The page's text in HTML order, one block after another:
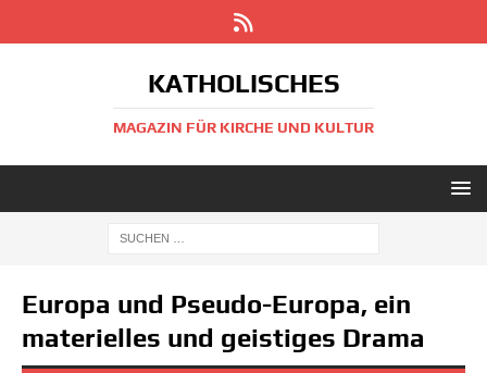
KATHOLISCHES
MAGAZIN FÜR KIRCHE UND KULTUR
Europa und Pseudo-Europa, ein
materielles und geistiges Drama